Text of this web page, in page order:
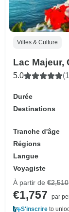
Villes & Culture
Lac Majeur,
5.0
Durée
Destinations
Tranche d'âge
Régions
Langue
Voyagiste
À partir de €2,510
€1,757
par
S'inscrire to